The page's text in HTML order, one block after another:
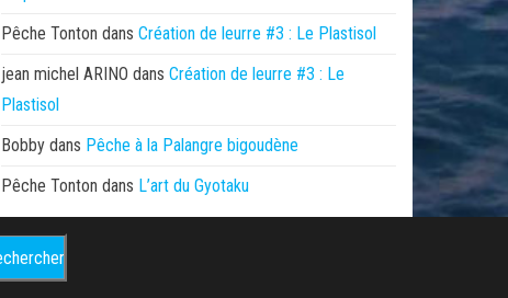
Pêche Tonton dans Création de leurre #3 : Le Plastisol
jean michel ARINO dans Création de leurre #3 : Le
Plastisol
Bobby dans Pêche à la Palangre bigoudène
Pêche Tonton dans L’art du Gyotaku